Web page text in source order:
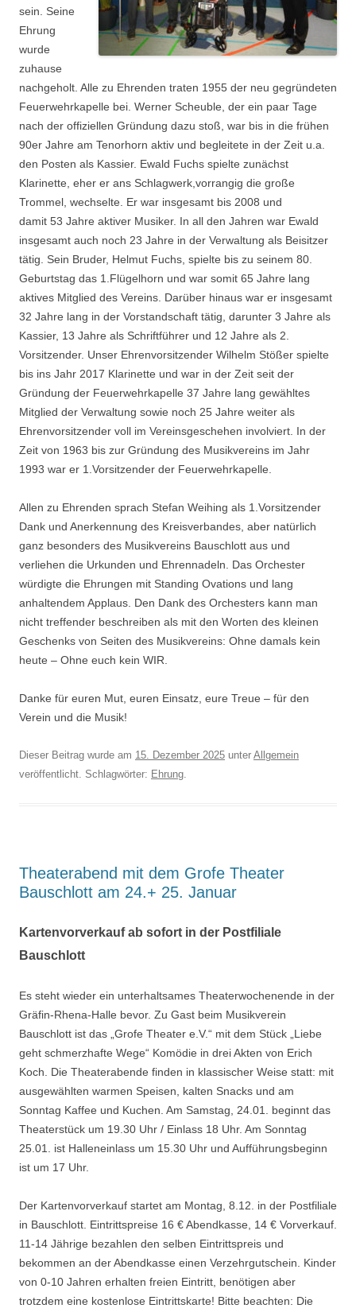
sein. Seine
Ehrung
wurde
zuhause
nachgeholt. Alle zu Ehrenden traten 1955 der neu gegründeten
Feuerwehrkapelle bei. Werner Scheuble, der ein paar Tage
nach der offiziellen Gründung dazu stoß, war bis in die frühen
90er Jahre am Tenorhorn aktiv und begleitete in der Zeit u.a.
den Posten als Kassier. Ewald Fuchs spielte zunächst
Klarinette, eher er ans Schlagwerk,vorrangig die große
Trommel, wechselte. Er war insgesamt bis 2008 und
damit 53 Jahre aktiver Musiker. In all den Jahren war Ewald
insgesamt auch noch 23 Jahre in der Verwaltung als Beisitzer
tätig. Sein Bruder, Helmut Fuchs, spielte bis zu seinem 80.
Geburtstag das 1.Flügelhorn und war somit 65 Jahre lang
aktives Mitglied des Vereins. Darüber hinaus war er insgesamt
32 Jahre lang in der Vorstandschaft tätig, darunter 3 Jahre als
Kassier, 13 Jahre als Schriftführer und 12 Jahre als 2.
Vorsitzender. Unser Ehrenvorsitzender Wilhelm Stößer spielte
bis ins Jahr 2017 Klarinette und war in der Zeit seit der
Gründung der Feuerwehrkapelle 37 Jahre lang gewähltes
Mitglied der Verwaltung sowie noch 25 Jahre weiter als
Ehrenvorsitzender voll im Vereinsgeschehen involviert. In der
Zeit von 1963 bis zur Gründung des Musikvereins im Jahr
1993 war er 1.Vorsitzender der Feuerwehrkapelle.
Allen zu Ehrenden sprach Stefan Weihing als 1.Vorsitzender
Dank und Anerkennung des Kreisverbandes, aber natürlich
ganz besonders des Musikvereins Bauschlott aus und
verliehen die Urkunden und Ehrennadeln. Das Orchester
würdigte die Ehrungen mit Standing Ovations und lang
anhaltendem Applaus. Den Dank des Orchesters kann man
nicht treffender beschreiben als mit den Worten des kleinen
Geschenks von Seiten des Musikvereins: Ohne damals kein
heute – Ohne euch kein WIR.
Danke für euren Mut, euren Einsatz, eure Treue – für den
Verein und die Musik!
Dieser Beitrag wurde am 15. Dezember 2025 unter Allgemein
veröffentlicht. Schlagwörter: Ehrung.
Theaterabend mit dem Grofe Theater
Bauschlott am 24.+ 25. Januar
Kartenvorverkauf ab sofort in der Postfiliale
Bauschlott
Es steht wieder ein unterhaltsames Theaterwochenende in der
Gräfin-Rhena-Halle bevor. Zu Gast beim Musikverein
Bauschlott ist das „Grofe Theater e.V.“ mit dem Stück „Liebe
geht schmerzhafte Wege“ Komödie in drei Akten von Erich
Koch. Die Theaterabende finden in klassischer Weise statt: mit
ausgewählten warmen Speisen, kalten Snacks und am
Sonntag Kaffee und Kuchen. Am Samstag, 24.01. beginnt das
Theaterstück um 19.30 Uhr / Einlass 18 Uhr. Am Sonntag
25.01. ist Halleneinlass um 15.30 Uhr und Aufführungsbeginn
ist um 17 Uhr.
Der Kartenvorverkauf startet am Montag, 8.12. in der Postfiliale
in Bauschlott. Eintrittspreise 16 € Abendkasse, 14 € Vorverkauf.
11-14 Jährige bezahlen den selben Eintrittspreis und
bekommen an der Abendkasse einen Verzehrgutschein. Kinder
von 0-10 Jahren erhalten freien Eintritt, benötigen aber
trotzdem eine kostenlose Eintrittskarte! Bitte beachten: Die